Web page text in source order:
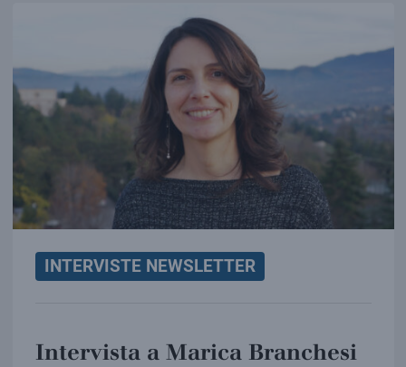
INTERVISTE NEWSLETTER
Intervista a Marica Branchesi